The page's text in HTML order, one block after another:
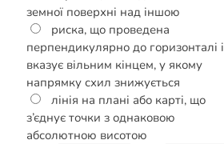
земної поверхні над іншою
риска, що проведена
перпендикулярно до горизонталі і
вказує вільним кінцем, у якому
напрямку схил знижується
лінія на плані або карті, що
з’єднує точки з однаковою
абсолютною висотою